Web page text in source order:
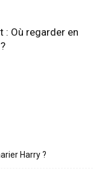
: Où regarder en
Harry ?